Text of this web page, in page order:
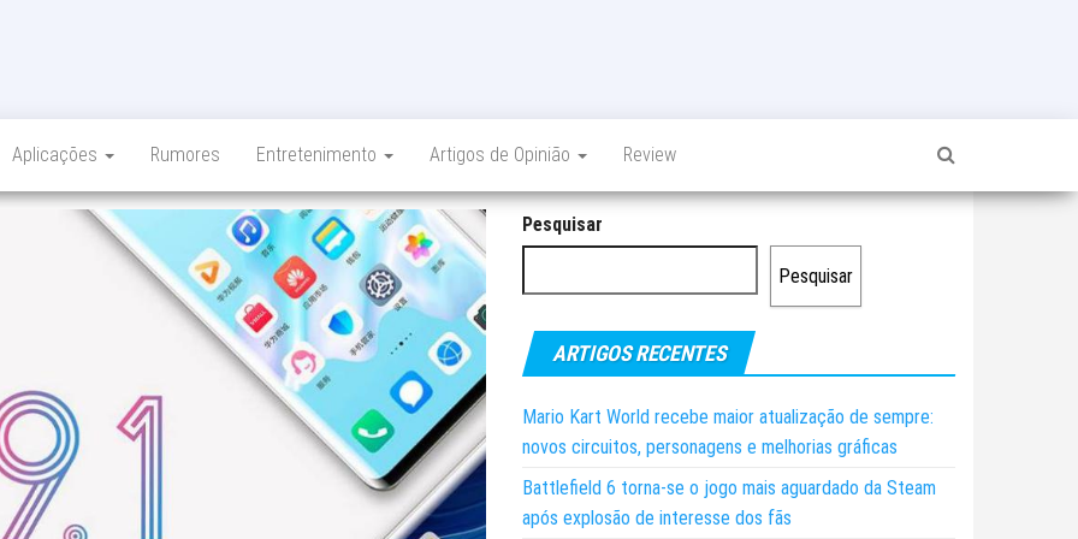
Aplicações Rumores Entretenimento Artigos de Opinião Review
Pesquisar
Pesquisar
ARTIGOS RECENTES
Mario Kart World recebe maior atualização de sempre:
novos circuitos, personagens e melhorias gráficas
Battlefield 6 torna-se o jogo mais aguardado da Steam
após explosão de interesse dos fãs